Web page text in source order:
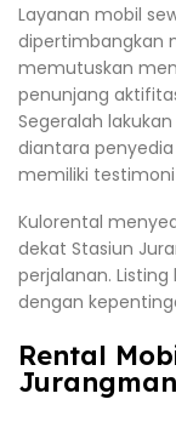
Layanan mobil
dipertimbangkan
memutuskan
penunjang
Segeralah
diantara
memiliki
Kulorental
dekat Stasiun
perjalanan.
dengan
Rental